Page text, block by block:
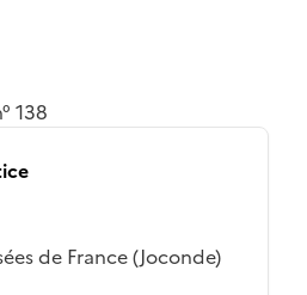
138
de France (Joconde)